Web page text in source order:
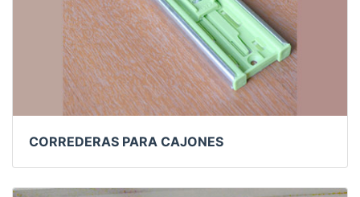
CORREDERAS PARA CAJONES